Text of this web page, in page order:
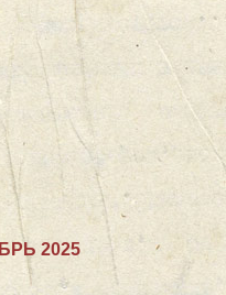
2025